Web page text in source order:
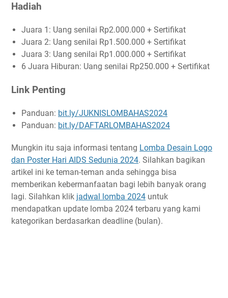
Hadiah
Juara 1: Uang senilai Rp2.000.000 + Sertifikat
Juara 2: Uang senilai Rp1.500.000 + Sertifikat
Juara 3: Uang senilai Rp1.000.000 + Sertifikat
6 Juara Hiburan: Uang senilai Rp250.000 + Sertifikat
Link Penting
Panduan: bit.ly/JUKNISLOMBAHAS2024
Panduan: bit.ly/DAFTARLOMBAHAS2024
Mungkin itu saja informasi tentang Lomba Desain Logo
dan Poster Hari AIDS Sedunia 2024. Silahkan bagikan
artikel ini ke teman-teman anda sehingga bisa
memberikan kebermanfaatan bagi lebih banyak orang
lagi. Silahkan klik jadwal lomba 2024 untuk
mendapatkan update lomba 2024 terbaru yang kami
kategorikan berdasarkan deadline (bulan).